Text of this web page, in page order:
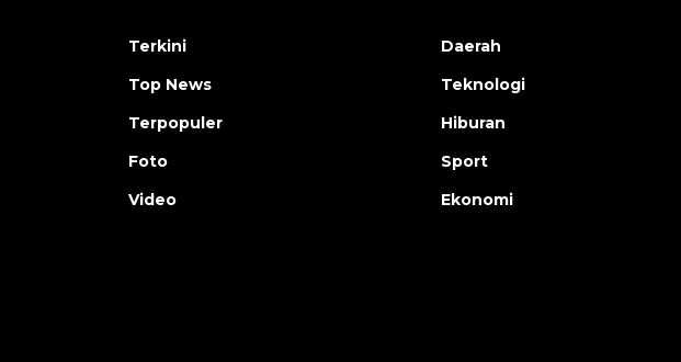
Terkini
Top News
Terpopuler
Foto
Video
Daerah
Teknologi
Hiburan
Sport
Ekonomi